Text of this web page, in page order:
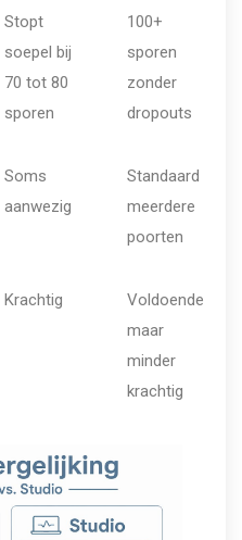
Stopt
soepel bij
70 tot 80
sporen
100+
sporen
zonder
dropouts
Soms
aanwezig
Standaard
meerdere
poorten
Krachtig
Voldoende
maar
minder
krachtig